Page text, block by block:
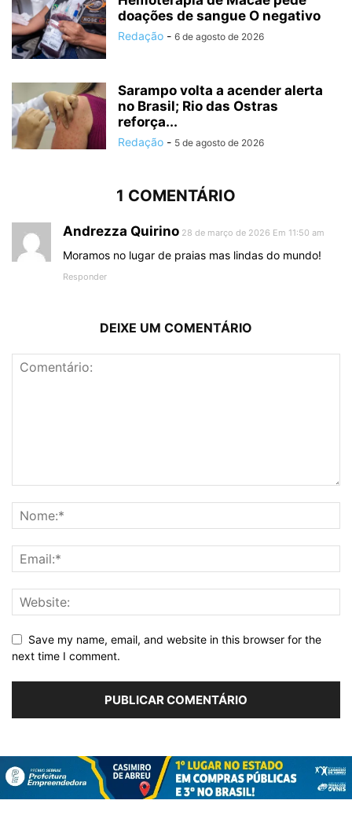
doações de sangue O negativo
Redação - 6 de agosto de 2026
Sarampo volta a acender alerta
no Brasil; Rio das Ostras
reforça...
Redação - 5 de agosto de 2026
1 COMENTÁRIO
Andrezza Quirino 28 de março de 2026 Em 11:50 am
Moramos no lugar de praias mas lindas do mundo!
Responder
DEIXE UM COMENTÁRIO
Save my name, email, and website in this browser for the
next time I comment.